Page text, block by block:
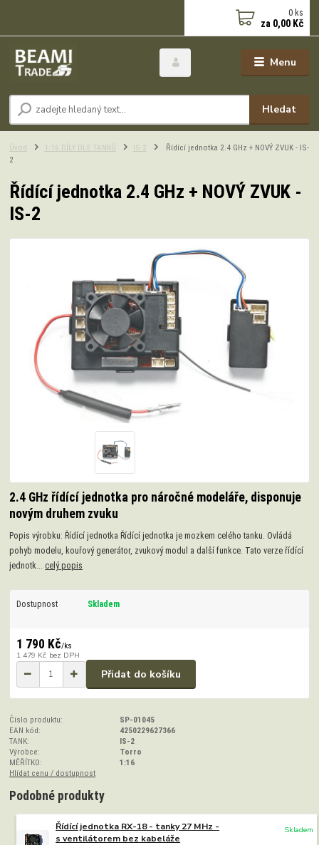
Menu
Hledat
0 ks
za 0,00 Kč
Úvod 1:16 DÍLY DLE TANKŮ IS-2
Řídící jednotka 2.4 GHz + NOVÝ ZVUK - IS-
2
Řídící jednotka 2.4 GHz + NOVÝ ZVUK -
IS-2
2.4 GHz řídící jednotka pro náročné modeláře, disponuje
novým druhem zvuku
Popis výrobku: Řídící jednotka Řídící jednotka je mozkem celého tanku. Ovládá
pohyb modelu, kouřový generátor, zvukový modul a další funkce. Tato verze řídící
jednotk... celý popis
Dostupnost Skladem
1 790 Kč/ks
1 479 Kč bez DPH
Přidat do košíku
Číslo produktu:
SP-01045
EAN kód:
4250229627366
TANK:
IS-2
Výrobce:
Torro
MĚŘÍTKO:
1:16
Hlídat cenu / dostupnost
Podobné produkty
Řídící jednotka RX-18 - tanky 27 MHz -
s ventilátorem bez kabeláže
Skladem